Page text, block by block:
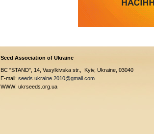
Seed Association of Ukraine
BC "STAND", 14, Vasylkivska str., Kyiv, Ukraine, 03040
E-mail: seeds.ukraine.2010@gmail.com
WWW: ukrseeds.org.ua